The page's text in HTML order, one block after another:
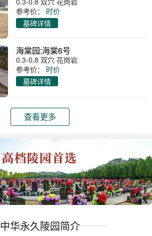
参考价：
时价
墓碑详情
海棠园:海棠6号
0.3-0.8 双穴 花岗岩
参考价：
时价
墓碑详情
查看更多
中华永久陵园简介